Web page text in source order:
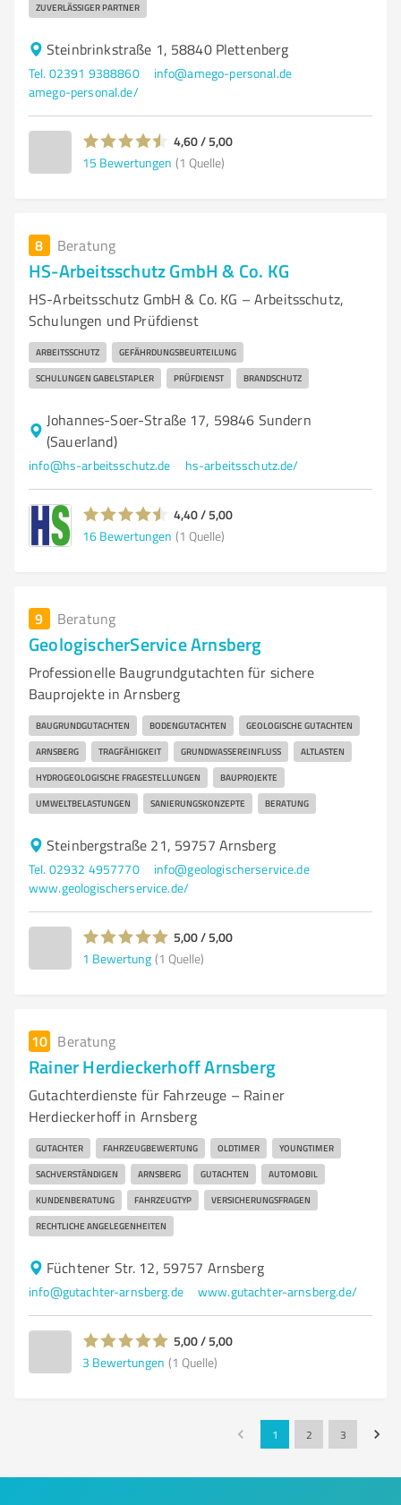
ZUVERLÄSSIGER PARTNER
Steinbrinkstraße 1, 58840 Plettenberg
Tel. 02391 9388860
info@amego-personal.de
amego-personal.de/
4,60 / 5,00
15 Bewertungen (1 Quelle)
8 Beratung
HS-Arbeitsschutz GmbH & Co. KG
HS-Arbeitsschutz GmbH & Co. KG – Arbeitsschutz,
Schulungen und Prüfdienst
ARBEITSSCHUTZ GEFÄHRDUNGSBEURTEILUNG
SCHULUNGEN GABELSTAPLER PRÜFDIENST BRANDSCHUTZ
Johannes-Soer-Straße 17, 59846 Sundern
(Sauerland)
info@hs-arbeitsschutz.de hs-arbeitsschutz.de/
4,40 / 5,00
16 Bewertungen (1 Quelle)
9 Beratung
GeologischerService Arnsberg
Professionelle Baugrundgutachten für sichere
Bauprojekte in Arnsberg
BAUGRUNDGUTACHTEN BODENGUTACHTEN GEOLOGISCHE GUTACHTEN
ARNSBERG TRAGFÄHIGKEIT GRUNDWASSEREINFLUSS ALTLASTEN
HYDROGEOLOGISCHE FRAGESTELLUNGEN BAUPROJEKTE
UMWELTBELASTUNGEN SANIERUNGSKONZEPTE BERATUNG
Steinbergstraße 21, 59757 Arnsberg
Tel. 02932 4957770
info@geologischerservice.de
www.geologischerservice.de/
5,00 / 5,00
1 Bewertung (1 Quelle)
10 Beratung
Rainer Herdieckerhoff Arnsberg
Gutachterdienste für Fahrzeuge – Rainer
Herdieckerhoff in Arnsberg
GUTACHTER FAHRZEUGBEWERTUNG OLDTIMER YOUNGTIMER
SACHVERSTÄNDIGEN ARNSBERG GUTACHTEN AUTOMOBIL
KUNDENBERATUNG FAHRZEUGTYP VERSICHERUNGSFRAGEN
RECHTLICHE ANGELEGENHEITEN
Füchtener Str. 12, 59757 Arnsberg
info@gutachter-arnsberg.de www.gutachter-arnsberg.de/
5,00 / 5,00
3 Bewertungen (1 Quelle)
1 2 3